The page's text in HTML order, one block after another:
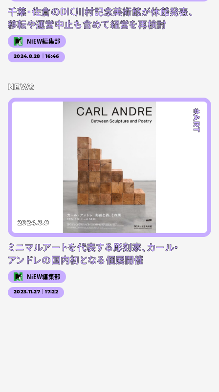
千葉・佐倉のDIC川村記念美術館が休館発表、
移転や運営中止も含めて経営を再検討
NiEW編集部
2024.8.28｜16:46
NEWS
#ART
2024.3.9
ミニマルアートを代表する彫刻家、カール・
アンドレの国内初となる個展開催
NiEW編集部
2023.11.27｜17:22